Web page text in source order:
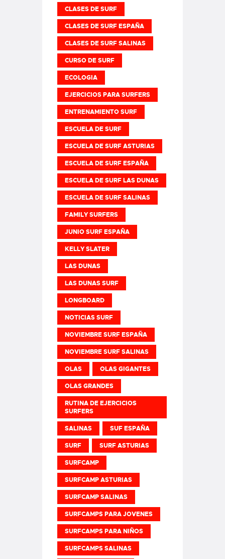
CLASES DE SURF
CLASES DE SURF ESPAÑA
CLASES DE SURF SALINAS
CURSO DE SURF
ECOLOGIA
EJERCICIOS PARA SURFERS
ENTRENAMIENTO SURF
ESCUELA DE SURF
ESCUELA DE SURF ASTURIAS
ESCUELA DE SURF ESPAÑA
ESCUELA DE SURF LAS DUNAS
ESCUELA DE SURF SALINAS
FAMILY SURFERS
JUNIO SURF ESPAÑA
KELLY SLATER
LAS DUNAS
LAS DUNAS SURF
LONGBOARD
NOTICIAS SURF
NOVIEMBRE SURF ESPAÑA
NOVIEMBRE SURF SALINAS
OLAS OLAS GIGANTES
OLAS GRANDES
RUTINA DE EJERCICIOS
SURFERS
SALINAS SUF ESPAÑA
SURF SURF ASTURIAS
SURFCAMP
SURFCAMP ASTURIAS
SURFCAMP SALINAS
SURFCAMPS PARA JOVENES
SURFCAMPS PARA NIÑOS
SURFCAMPS SALINAS